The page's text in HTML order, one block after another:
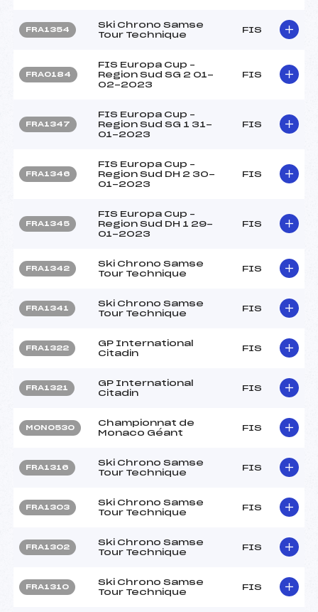
FRA1354
Ski Chrono Samse
Tour Technique
FIS
FRA0184
FIS Europa Cup –
Region Sud SG 2 01-
02-2023
FIS
FRA1347
FIS Europa Cup –
Region Sud SG 1 31-
01-2023
FIS
FRA1346
FIS Europa Cup –
Region Sud DH 2 30-
01-2023
FIS
FRA1345
FIS Europa Cup –
Region Sud DH 1 29-
01-2023
FIS
FRA1342
Ski Chrono Samse
Tour Technique
FIS
FRA1341
Ski Chrono Samse
Tour Technique
FIS
FRA1322
GP International
Citadin
FIS
FRA1321
GP International
Citadin
FIS
MON0530
Championnat de
Monaco Géant
FIS
FRA1316
Ski Chrono Samse
Tour Technique
FIS
FRA1303
Ski Chrono Samse
Tour Technique
FIS
FRA1302
Ski Chrono Samse
Tour Technique
FIS
FRA1310
Ski Chrono Samse
Tour Technique
FIS